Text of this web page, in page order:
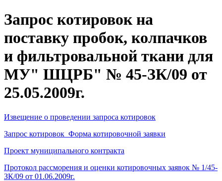
Запрос котировок на
поставку пробок, колпачков
и фильтровальной ткани для
МУ" ШЦРБ" № 45-ЗК/09 от
25.05.2009г.
Извещение о проведении запроса котировок
Запрос котировок Форма котировочной заявки
Проект муниципального контракта
Протокол рассморения и оценки котировочных заявок № 1/45-
ЗК/09 от 01.06.2009г.